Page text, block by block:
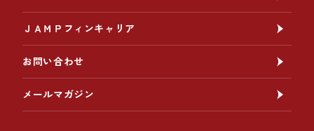
ＪＡＭＰフィンキャリア
お問い合わせ
メールマガジン